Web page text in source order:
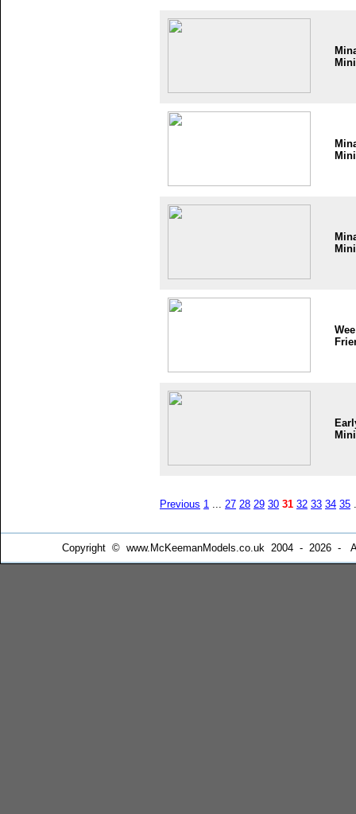
Wee
Previous 1 ... 27 28 29 30 31 32 33 34 35
Copyright © www.McKeemanModels.co.uk 2004 - 2026 -